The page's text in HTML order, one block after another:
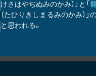
けさはやぢぬみのかみ）」と「
（たひりきしまるみのかみ）
と思われる。